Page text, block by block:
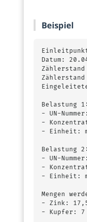
Beispiel
Datum:
Zählerstand
Eingeleitete
Belastung 1:
- UN-
-
- Einheit:
Belastung 2:
- UN-
-
- Einheit:
Mengen
- Zink: